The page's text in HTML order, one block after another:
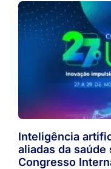
Inteligência
aliadas da saúde
Congresso